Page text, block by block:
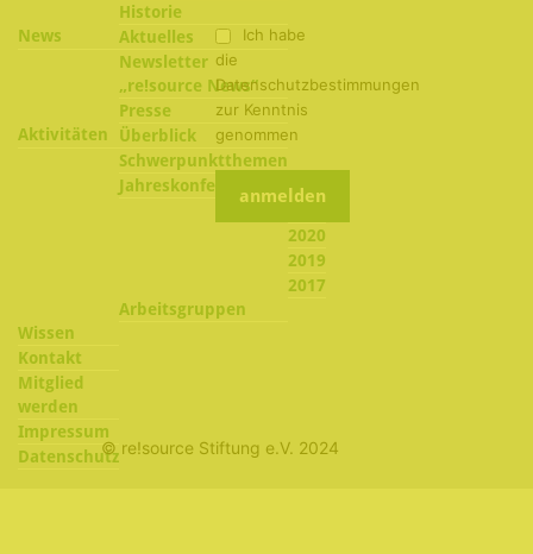
Historie
News
Aktuelles
Newsletter
„re!source News“
Presse
Aktivitäten
Überblick
Schwerpunktthemen
Jahreskonferenzen
2022
2020
2019
2017
Arbeitsgruppen
Wissen
Kontakt
Mitglied
werden
Impressum
Datenschutz
Ich habe
die
Datenschutzbestimmungen
zur Kenntnis
genommen
© re!source Stiftung e.V. 2024